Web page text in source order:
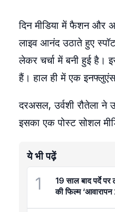
दिन मीडिया में फैशन और
लाइव आनंद उठाते हुए
लेकर चर्चा में बनी हुई है।
हैं। हाल ही में एक
दरअसल, उर्वशी रौतेला ने
इसका एक पोस्ट सोशल
ये भी पढ़ें
1
19 साल बाद पर्दे पर
की फिल्म